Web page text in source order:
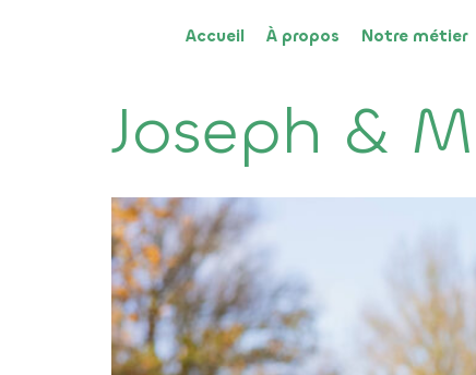
Accueil À propos Notre métier
Joseph &